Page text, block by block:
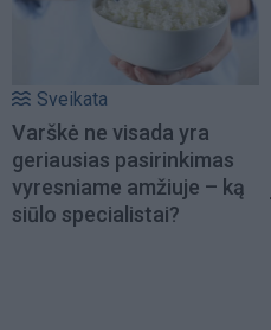
Sveikata
Varškė ne visada yra
geriausias pasirinkimas
vyresniame amžiuje – ką
siūlo specialistai?